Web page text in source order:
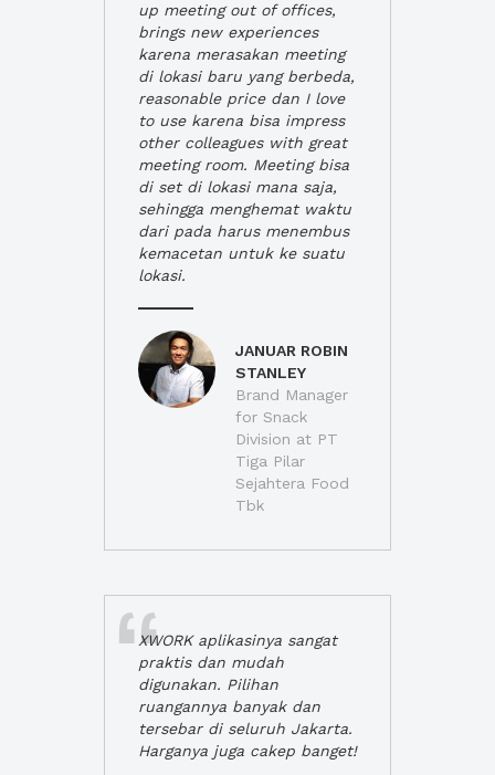
up meeting out of offices,
brings new experiences
karena merasakan meeting
di lokasi baru yang berbeda,
reasonable price dan I love
to use karena bisa impress
other colleagues with great
meeting room. Meeting bisa
di set di lokasi mana saja,
sehingga menghemat waktu
dari pada harus menembus
kemacetan untuk ke suatu
lokasi.
JANUAR ROBIN
STANLEY
Brand Manager
for Snack
Division at PT
Tiga Pilar
Sejahtera Food
Tbk
XWORK aplikasinya sangat
praktis dan mudah
digunakan. Pilihan
ruangannya banyak dan
tersebar di seluruh Jakarta.
Harganya juga cakep banget!